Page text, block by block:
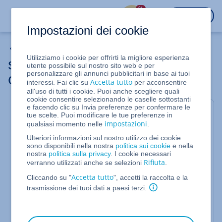
%
Sospendere un server (VPS e Server
Cloud migrato)
Per Server Cloud migrato, VPS Linux e VPS
Windows gestiti nel Cloud Panel
In questo articolo spieghiamo come sospendere un
Server Cloud migrato all'interno del Cloud Panel:
Accedi al tuo
account IONOS.
Fai clic suMenu > Server & Cloudnella barra
del titolo.
Impostazioni dei cookie
Utilizziamo i cookie per offrirti la migliore esperienza
utente possibile sul nostro sito web e per
personalizzare gli annunci pubblicitari in base ai tuoi
interessi. Fai clic suAccetta tutto per acconsentire
all'uso di tutti i cookie. Puoi anche scegliere quali
cookie consentire selezionando le caselle sottostanti
e facendo clic su Invia preferenze per confermare le
tue scelte. Puoi modificare le tue preferenze in
qualsiasi momento nelle impostazioni
Ulteriori informazioni sul nostro utilizzo dei cookie
sono disponibili nella nostra politica sui cookie e nella
nostra politica sulla privacy. I cookie necessari
verranno utilizzati anche se selezioni Rifiuta
Cliccando su "Accetta tutto", accetti la raccolta e la
trasmissione dei tuoi dati a paesi terzi.